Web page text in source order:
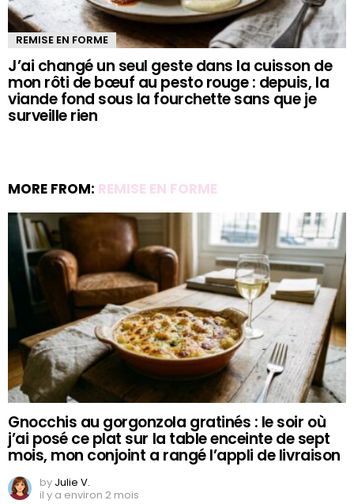
REMISE EN FORME
J’ai changé un seul geste dans la cuisson de
mon rôti de bœuf au pesto rouge : depuis, la
viande fond sous la fourchette sans que je
surveille rien
MORE FROM: REMISE EN FORME
Gnocchis au gorgonzola gratinés : le soir où
j’ai posé ce plat sur la table enceinte de sept
mois, mon conjoint a rangé l’appli de livraison
by Julie V.
il y a environ 2 mois